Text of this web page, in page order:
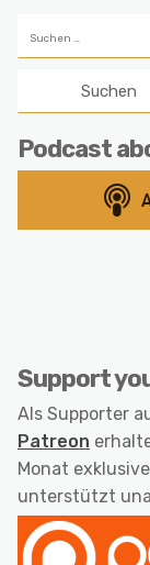
nach:
Podcast
Support
Als Supporter
Patreon
Monat
unterstützt